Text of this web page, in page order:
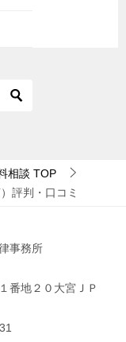
相談 TOP
評判・口コミ
事務所
番地２０大宮ＪＰ